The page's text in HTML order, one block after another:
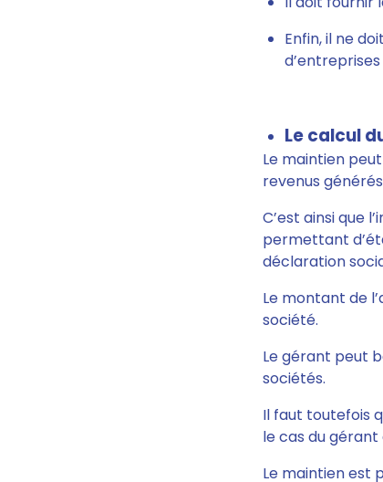
Enfin, il ne
d’entreprises
Le calcul
Le maintien
revenus
C’est ainsi que
permettant
déclaration
Le montant de
société.
Le gérant peut
sociétés.
Il faut toutefois
le cas du
Le maintien est